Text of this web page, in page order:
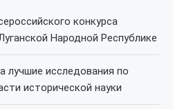
конкурса
Народной Республике
лучшие исследования по
исторической науки